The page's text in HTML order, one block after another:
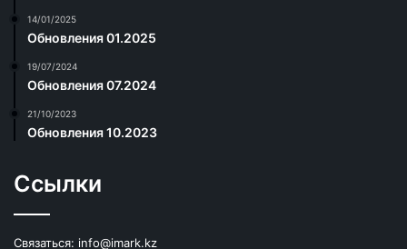
14/01/2025
Обновления 01.2025
19/07/2024
Обновления 07.2024
21/10/2023
Обновления 10.2023
Ссылки
Связаться: info@imark.kz